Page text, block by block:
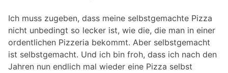
Ich muss zugeben, dass meine selbstgemachte Pizza
nicht unbedingt so lecker ist, wie die, die man in einer
ordentlichen Pizzeria bekommt. Aber selbstgemacht
ist selbstgemacht. Und ich bin froh, dass ich nach den
Jahren nun endlich mal wieder eine Pizza selbst